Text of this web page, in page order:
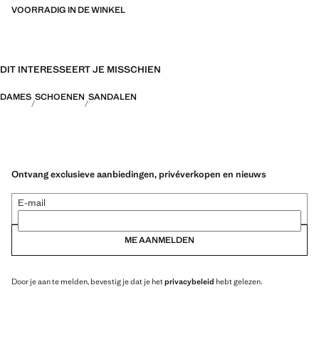
VOORRADIG IN DE WINKEL
DIT INTERESSEERT JE MISSCHIEN
DAMES SCHOENEN SANDALEN
Ontvang exclusieve aanbiedingen, privéverkopen en nieuws
E-mail
ME AANMELDEN
Door je aan te melden, bevestig je dat je hetprivacybeleid hebt gelezen.